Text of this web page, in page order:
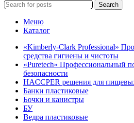
Search
Меню
Каталог
«Kimberly-Clark Professional»
средства гигиены и чистоты
«Puretech» Профессиональный
безопасности
HACCPER решения для
Банки пластиковые
Бочки и канистры
БУ
Ведра пластиковые